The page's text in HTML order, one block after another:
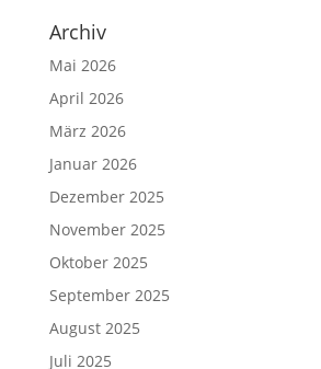
Archiv
Mai 2026
April 2026
März 2026
Januar 2026
Dezember 2025
November 2025
Oktober 2025
September 2025
August 2025
Juli 2025